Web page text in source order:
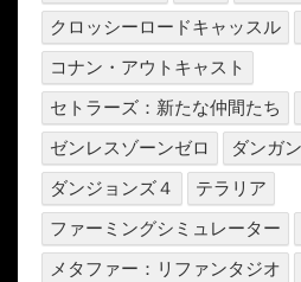
クロッシーロードキャッスル
コナン・アウトキャスト
セトラーズ：新たな仲間たち
ゼンレスゾーンゼロ
ダンガ
ダンジョンズ４
テラリア
ファーミングシミュレーター
メタファー：リファンタジオ